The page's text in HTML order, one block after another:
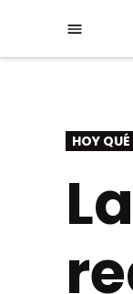
Menú
PUBLICADO
EN
HOY QUÉ